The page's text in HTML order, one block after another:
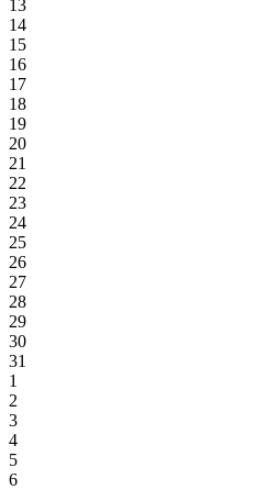
13
14
15
16
17
18
19
20
21
22
23
24
25
26
27
28
29
30
31
1
2
3
4
5
6